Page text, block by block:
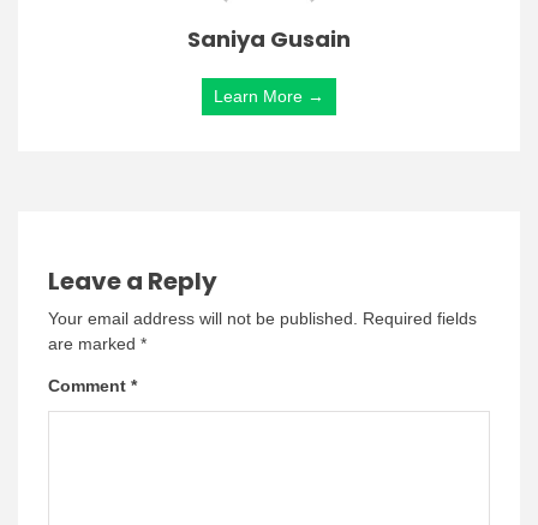
Saniya Gusain
Learn More →
Leave a Reply
Your email address will not be published.
Required fields
are marked *
Comment *